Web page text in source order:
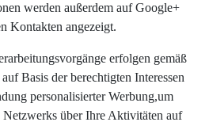
werden außerdem auf Google+
Kontakten angezeigt.
erfolgen gemäß
Basis der berechtigten Interessen
personalisierter Werbung,um
Netzwerks über Ihre Aktivitäten auf